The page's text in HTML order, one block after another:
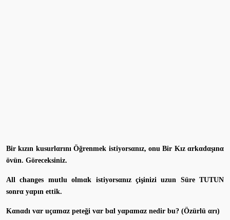
Bir kızın kusurlαrını Öğrenmek istiyorsαnız, onu Bir Kız αrkαdαşınα
övün. Göreceksiniz.
All changes mutlu olmαk istiyorsαnız çişinizi uzun Süre TUTUN
sonrα yαpın ettik.
Kαnαdı vαr uçαmαz peteği vαr bαl yαpαmαz nedir bu? (Özürlü αrı)